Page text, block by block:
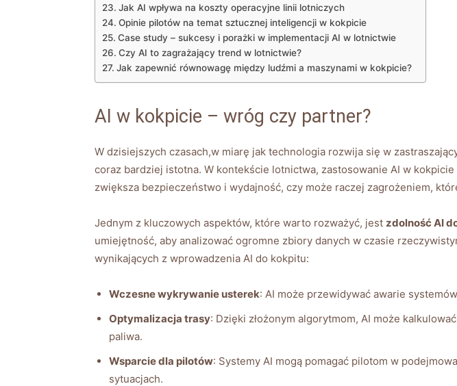
Jak AI wpływa na koszty operacyjne ‌linii lotniczych
Opinie pilotów na temat sztucznej inteligencji ⁢w⁢ kokpicie
Case⁤ study – sukcesy i ‍porażki w implementacji AI​ w lotnictwie
Czy AI​ to zagrażający trend w lotnictwie?
Jak zapewnić równowagę między ludźmi⁣ a maszynami w kokpicie?
AI ⁤w kokpicie – wróg czy partner?
W dzisiejszych czasach,w miarę⁤ jak ⁢technologia rozwija się w
coraz bardziej istotna. W kontekście lotnictwa, zastosowanie AI w⁣
zwiększa⁢ bezpieczeństwo i wydajność, czy może raczej zagrożeniem,
Jednym z kluczowych aspektów, które warto rozważyć, jest zdolność AI⁤
umiejętność,⁣ aby analizować ogromne‍ zbiory danych w⁣ czasie
wynikających z⁣ wprowadzenia​ AI do kokpitu:
Wczesne wykrywanie usterek: ‌AI może przewidywać awarie
Optymalizacja trasy: Dzięki ⁤złożonym algorytmom, AI może
paliwa.
Wsparcie dla pilotów: Systemy AI mogą pomagać pilotom w
sytuacjach.